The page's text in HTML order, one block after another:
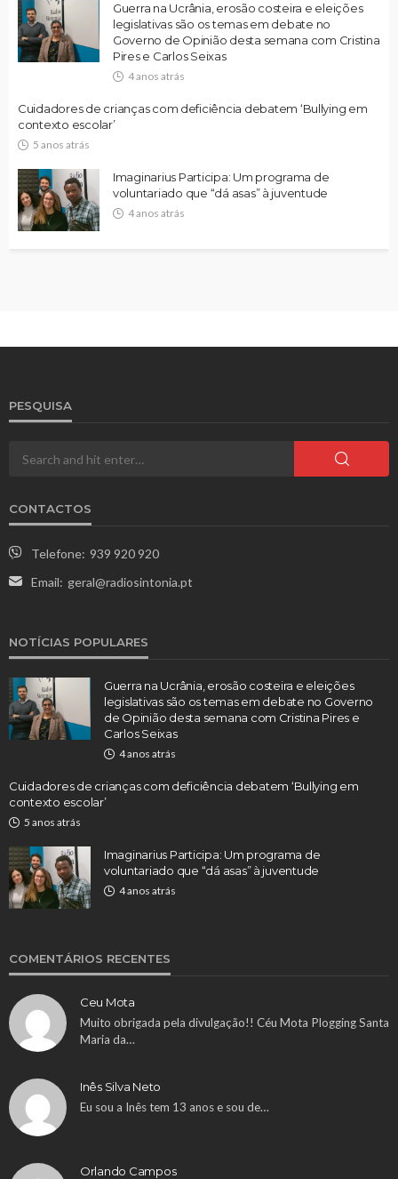
Guerra na Ucrânia, erosão costeira e eleições
legislativas são os temas em debate no
Governo de Opinião desta semana com Cristina
Pires e Carlos Seixas
4 anos atrás
Cuidadores de crianças com deficiência debatem ‘Bullying em
contexto escolar’
5 anos atrás
Imaginarius Participa: Um programa de
voluntariado que “dá asas” à juventude
4 anos atrás
PESQUISA
CONTACTOS
Telefone: 939 920 920
Email: geral@radiosintonia.pt
NOTÍCIAS POPULARES
Guerra na Ucrânia, erosão costeira e eleições
legislativas são os temas em debate no Governo
de Opinião desta semana com Cristina Pires e
Carlos Seixas
4 anos atrás
Cuidadores de crianças com deficiência debatem ‘Bullying em
contexto escolar’
5 anos atrás
Imaginarius Participa: Um programa de
voluntariado que “dá asas” à juventude
4 anos atrás
COMENTÁRIOS RECENTES
Ceu Mota
Muito obrigada pela divulgação!! Céu Mota Plogging Santa
Maria da…
Inês Silva Neto
Eu sou a Inês tem 13 anos e sou de…
Orlando Campos